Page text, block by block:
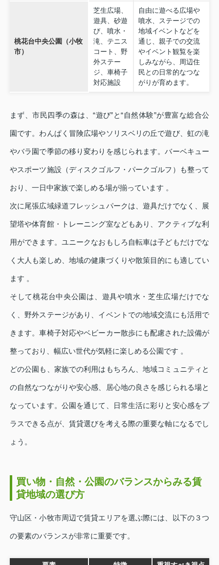
桃花台中央公園（小牧
市）
芝生広場、
遊具、砂遊
び、噴水・
滝、テニス
コート、野
外ステー
ジ、車椅子
対応施設
自由に遊べる広場や
噴水、ステージでの
地域イベントなどを
通じ、親子での交流
やイベント観覧を楽
しみながら、周辺住
民との日常的なつな
がりが育めます。
まず、市民四季の森は、“遊び”と“自然体験”が豊富な総合公
園です。わんぱく冒険広場やソリスベリの丘で遊び、虹の滝
やバラ園で季節の移り変わりを感じられます。バーベキュー
やスポーツ施設（ディスクゴルフ・パークゴルフ）も整って
おり、一日中家族で楽しめる場が揃っています 。
次に尾張広域緑道フレッシュパークは、遊具だけでなく、展
望塔や体育館・トレーニング室などもあり、アクティブな利
用ができます。ユニークなおもしろ自転車は子どもだけでな
く大人も楽しめ、地域の健康づくりや散策目的にも適してい
ます 。
そして桃花台中央公園は、遊具や噴水・芝生広場だけでな
く、野外ステージがあり、イベントでの地域交流にも活用で
きます。車椅子対応やベビーカー散歩にも配慮された設備が
整っており、幅広い世代が気軽に楽しめる公園です 。
どの公園も、家族での利用はもちろん、地域コミュニティと
の自然なつながりや安心感、居心地の良さを感じられる場と
なっています。公園を通じて、日常生活に彩りと安心感をプ
ラスできる点が、賃貸選びを考える際の重要な軸になるでし
ょう。
買い物・自然・公園のバランスからみる賃
貸地域の選び方
守山区・小牧市周辺で賃貸エリアを選ぶ際には、以下の３つ
の要素のバランスが非常に重要です。